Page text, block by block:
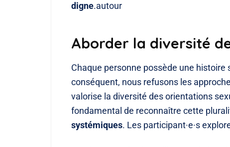
digne.autour
Aborder la diversité
Chaque personne possède une
conséquent, nous refusons les
valorise la diversité des orientations
fondamental de reconnaître cette
systémiques. Les participant·e·s